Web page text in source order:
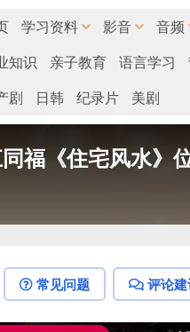
学习资料 影音 音频
知识
亲子教育 语言学习
剧
日韩 纪录片 美剧
福《住宅风水》
常见问题 评论建